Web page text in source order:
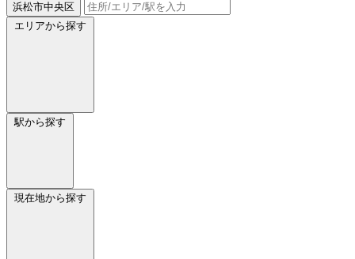
浜松市中央区
エリアから探す
駅から探す
現在地から探す